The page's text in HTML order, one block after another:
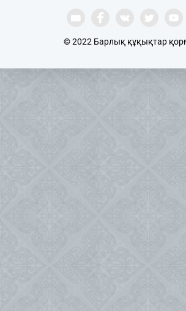
© 2022 Барлық құқықтар